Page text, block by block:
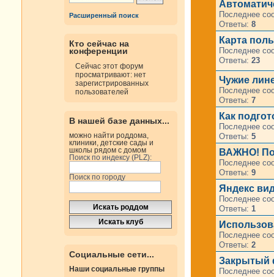
Расширенный поиск
Кто сейчас на
конференции
Сейчас этот форум
просматривают: нет
зарегистрированных
пользователей
В нашей базе данных...
можно найти роддома,
клиники, детские сады и
школы рядом с домом
Поиск по индексу (PLZ):
Поиск по городу
Социальные сети...
Наши социальные группы
Последнее
Ответы: 8
Карта
Последнее
Ответы: 23
Чужие
Последнее
Ответы: 7
Как
Последнее
Ответы: 5
ВАЖНО!
Последнее
Ответы: 9
Яндекс
Последнее
Ответы: 1
Последнее
Ответы: 2
Закрытый
Последнее